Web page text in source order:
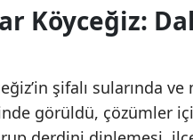
Köyceğiz:
şifalı sularında
görüldü, çözümler